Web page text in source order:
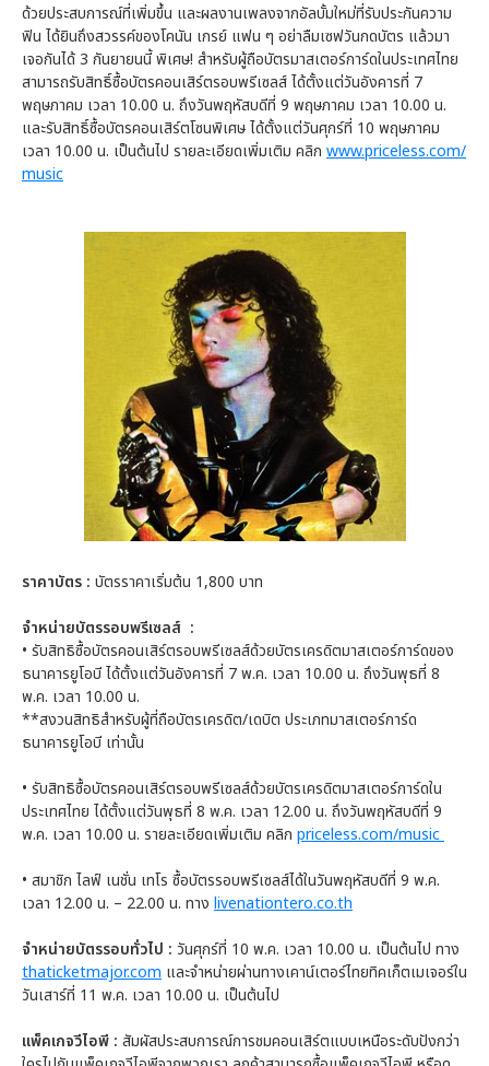
ด้วยประสบการณ์ที่เพิ่มขึ้น และผลงานเพลงจากอัลบั้มใหม่ที่รับประกันความ
ฟิน ได้ยินถึงสวรรค์ของโคนัน เกรย์ แฟน ๆ อย่าลืมเซฟวันกดบัตร แล้วมา
เจอกันได้ 3 กันยายนนี้ พิเศษ! สำหรับผู้ถือบัตรมาสเตอร์การ์ดในประเทศไทย
สามารถรับสิทธิ์ซื้อบัตรคอนเสิร์ตรอบพรีเซลส์ ได้ตั้งแต่วันอังคารที่ 7
พฤษภาคม เวลา 10.00 น. ถึงวันพฤหัสบดีที่ 9 พฤษภาคม เวลา 10.00 น.
และรับสิทธิ์ซื้อบัตรคอนเสิร์ตโซนพิเศษ ได้ตั้งแต่วันศุกร์ที่ 10 พฤษภาคม
เวลา 10.00 น. เป็นต้นไป รายละเอียดเพิ่มเติม คลิก www.priceless.com/
music
ราคาบัตร : บัตรราคาเริ่มต้น 1,800 บาท
จำหน่ายบัตรรอบพรีเซลส์ :
• รับสิทธิซื้อบัตรคอนเสิร์ตรอบพรีเซลส์ด้วยบัตรเครดิตมาสเตอร์การ์ดของ
ธนาคารยูโอบี ได้ตั้งแต่วันอังคารที่ 7 พ.ค. เวลา 10.00 น. ถึงวันพุธที่ 8
พ.ค. เวลา 10.00 น.
**สงวนสิทธิสำหรับผู้ที่ถือบัตรเครดิต/เดบิต ประเภทมาสเตอร์การ์ด
ธนาคารยูโอบี เท่านั้น
• รับสิทธิซื้อบัตรคอนเสิร์ตรอบพรีเซลส์ด้วยบัตรเครดิตมาสเตอร์การ์ดใน
ประเทศไทย ได้ตั้งแต่วันพุธที่ 8 พ.ค. เวลา 12.00 น. ถึงวันพฤหัสบดีที่ 9
พ.ค. เวลา 10.00 น. รายละเอียดเพิ่มเติม คลิก priceless.com/music
• สมาชิก ไลฟ์ เนชั่น เทโร ซื้อบัตรรอบพรีเซลส์ได้ในวันพฤหัสบดีที่ 9 พ.ค.
เวลา 12.00 น. – 22.00 น. ทาง livenationtero.co.th
จำหน่ายบัตรรอบทั่วไป : วันศุกร์ที่ 10 พ.ค. เวลา 10.00 น. เป็นต้นไป ทาง
thaticketmajor.com และจำหน่ายผ่านทางเคาน์เตอร์ไทยทิคเก็ตเมเจอร์ใน
วันเสาร์ที่ 11 พ.ค. เวลา 10.00 น. เป็นต้นไป
แพ็คเกจวีไอพี : สัมผัสประสบการณ์การชมคอนเสิร์ตแบบเหนือระดับปังกว่า